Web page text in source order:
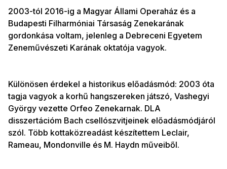
2003-tól 2016-ig a Magyar Állami Operaház és a
Budapesti Filharmóniai Társaság Zenekarának
gordonkása voltam, jelenleg a Debreceni Egyetem
Zeneművészeti Karának oktatója vagyok.
Különösen érdekel a historikus előadásmód: 2003 óta
tagja vagyok a korhű hangszereken játszó, Vashegyi
György vezette Orfeo Zenekarnak. DLA
disszertációm Bach csellószvitjeinek előadásmódjáról
szól. Több kottaközreadást készítettem Leclair,
Rameau, Mondonville és M. Haydn műveiből.